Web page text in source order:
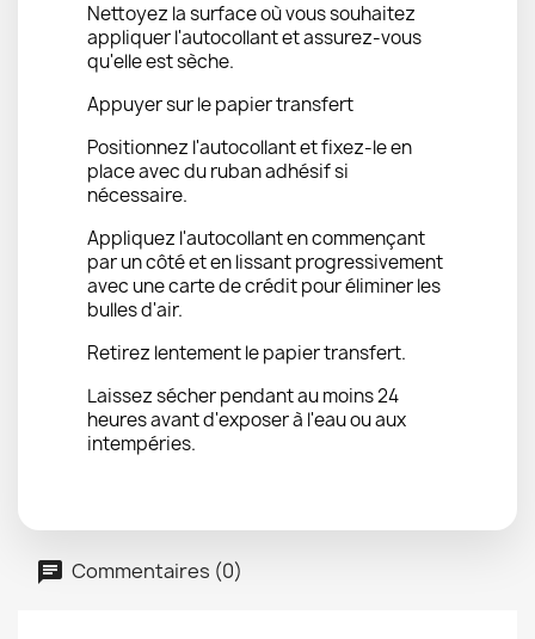
Nettoyez la surface où vous souhaitez
appliquer l'autocollant et assurez-vous
qu'elle est sèche.
Appuyer sur le papier transfert
Positionnez l'autocollant et fixez-le en
place avec du ruban adhésif si
nécessaire.
Appliquez l'autocollant en commençant
par un côté et en lissant progressivement
avec une carte de crédit pour éliminer les
bulles d'air.
Retirez lentement le papier transfert.
Laissez sécher pendant au moins 24
heures avant d'exposer à l'eau ou aux
intempéries.
Commentaires (0)